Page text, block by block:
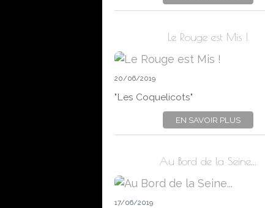
Le Rouge est Mis !
20/06/2019
"Les Coquelicots"
EN SAVOIR PLUS
Au Bord de la Seine...
17/06/2019